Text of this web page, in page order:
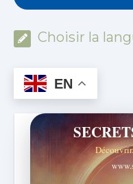
Choisir la
EN